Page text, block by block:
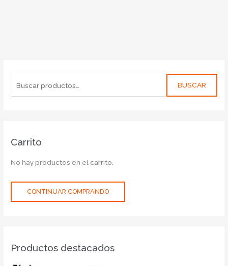
BUSCAR
Carrito
No hay productos en el carrito.
CONTINUAR COMPRANDO
Productos destacados